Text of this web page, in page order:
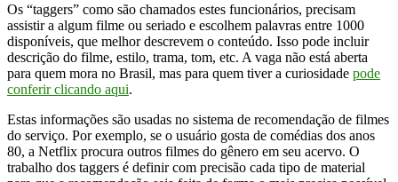
Os “taggers” como são chamados estes funcionários, precisam
assistir a algum filme ou seriado e escolhem palavras entre 1000
disponíveis, que melhor descrevem o conteúdo. Isso pode incluir
descrição do filme, estilo, trama, tom, etc. A vaga não está aberta
para quem mora no Brasil, mas para quem tiver a curiosidade pode
conferir clicando aqui.
Estas informações são usadas no sistema de recomendação de filmes
do serviço. Por exemplo, se o usuário gosta de comédias dos anos
80, a Netflix procura outros filmes do gênero em seu acervo. O
trabalho dos taggers é definir com precisão cada tipo de material